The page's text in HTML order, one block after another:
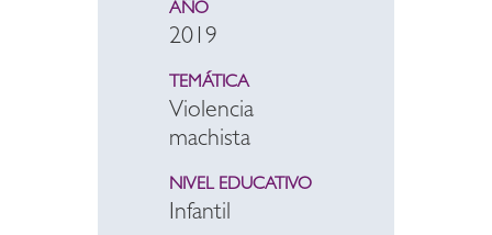
AÑO
2019
TEMÁTICA
Violencia
machista
NIVEL EDUCATIVO
Infantil